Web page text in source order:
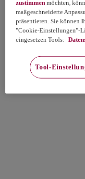
zustimmen möchten,
maßgeschneiderte
präsentieren. Sie können
"Cookie-Einstellungen"-
eingesetzen Tools:
Tool-